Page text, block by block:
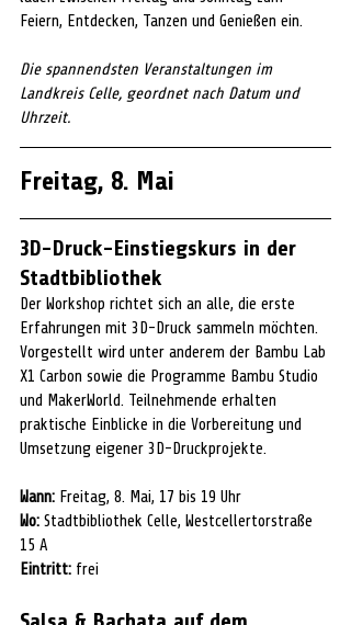
Feiern, Entdecken, Tanzen und Genießen ein.
Die spannendsten Veranstaltungen im
Landkreis Celle, geordnet nach Datum und
Uhrzeit.
Freitag, 8. Mai
3D-Druck-Einstiegskurs in der
Stadtbibliothek
Der Workshop richtet sich an alle, die erste
Erfahrungen mit 3D-Druck sammeln möchten.
Vorgestellt wird unter anderem der Bambu Lab
X1 Carbon sowie die Programme Bambu Studio
und MakerWorld. Teilnehmende erhalten
praktische Einblicke in die Vorbereitung und
Umsetzung eigener 3D-Druckprojekte.
Wann: Freitag, 8. Mai, 17 bis 19 Uhr
Wo: Stadtbibliothek Celle, Westcellertorstraße
15 A
Eintritt: frei